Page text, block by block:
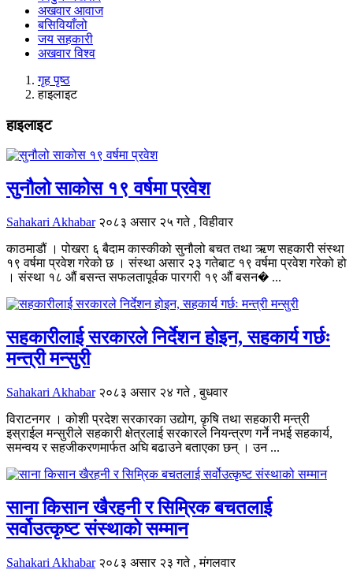
अखवार आवाज
बसिवियाँलो
जय सहकारी
अखवार विश्व
गृह पृष्ठ
हाइलाइट
हाइलाइट
सुनौलो साकोस १९ वर्षमा प्रवेश
Sahakari Akhabar २०८३ असार २५ गते , विहीवार
काठमाडौं । पोखरा ६ बैदाम कास्कीको सुनौलो बचत तथा ऋण सहकारी संस्था
१९ वर्षमा प्रवेश गरेको छ । संस्था असार २३ गतेबाट १९ वर्षमा प्रवेश गरेको हो
। संस्था १८ औं बसन्त सफलतापूर्वक पारगरी १९ औं बसन� ...
सहकारीलाई सरकारले निर्देशन होइन, सहकार्य गर्छः
मन्त्री मन्सुरी
Sahakari Akhabar २०८३ असार २४ गते , बुधवार
विराटनगर । कोशी प्रदेश सरकारका उद्योग, कृषि तथा सहकारी मन्त्री
इस्राईल मन्सुरीले सहकारी क्षेत्रलाई सरकारले नियन्त्रण गर्ने नभई सहकार्य,
समन्वय र सहजीकरणमार्फत अघि बढाउने बताएका छन् । उन ...
साना किसान खैरहनी र सिम्रिक बचतलाई
सर्वोउत्कृष्ट संस्थाको सम्मान
Sahakari Akhabar २०८३ असार २३ गते , मंगलवार